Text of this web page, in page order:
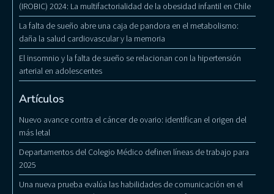
(IROBIC) 2024: La multifactorialidad de la obesidad infantil en Chile
La falta de sueño abre una caja de pandora en el metabolismo:
daña la salud cardiovascular y la memoria
El insomnio y la falta de sueño se relacionan con la hipertensión
arterial en adolescentes
Artículos
Nuevo avance contra el cáncer de ovario: identifican el origen del
más letal
Departamentos del Colegio Médico definen líneas de trabajo para
2025
Una nueva prueba evalúa las habilidades de comunicación en el